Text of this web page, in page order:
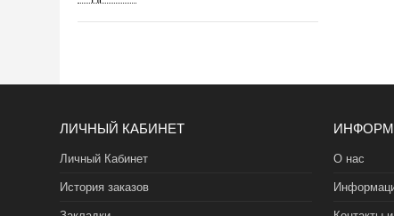
ЛИЧНЫЙ КАБИНЕТ
Личный Кабинет
История заказов
О нас